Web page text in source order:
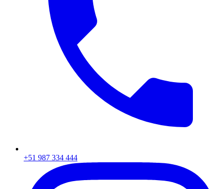
+51 987 334 444